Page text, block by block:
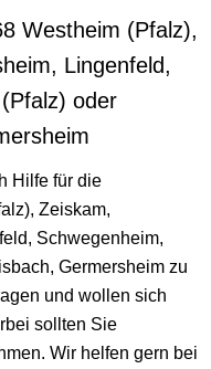
Westheim (Pfalz),
Lingenfeld,
oder
Hilfe für die
Zeiskam,
, Schwegenheim,
Germersheim zu
und wollen sich
sollten Sie
Wir helfen gern bei